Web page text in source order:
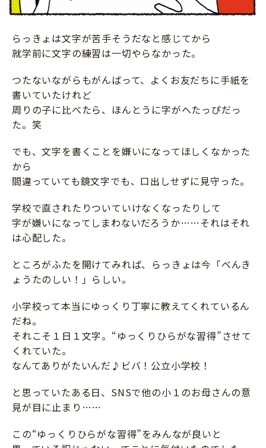
らっきょは文字が苦手そうだなと感じてから
就学前に文字の練習は一切やらなかった。
つたないながらもがんばって、よくお友だちに手紙を
書いていたけれど
周りの子に比べたら、ほんとうに字がへたっぴだっ
た。笑
でも、文字を書くことを嫌いになってほしくなかった
から
間違っていても鏡文字でも、口出しせずに見守った。
学校で直されたりついていけなくなったりして
字が嫌いになってしまわないだろうか……それはそれ
は心配した。
ところがふたを開けてみれば、らっきょは今「べんき
ょうたのしい！」らしい。
小学校って本当にゆっくり丁寧に教えてくれているん
だね。
それこそ１日１文字。“ゆっくりひらがな習得”させて
くれていた。
なんてありがたいんだ♪ビバ！公立小学校！
と思っていたある日、SNSで他の小１のお母さんの意
見が目に止まり……
この“ゆっくりひらがな習得”をみんなが良いと